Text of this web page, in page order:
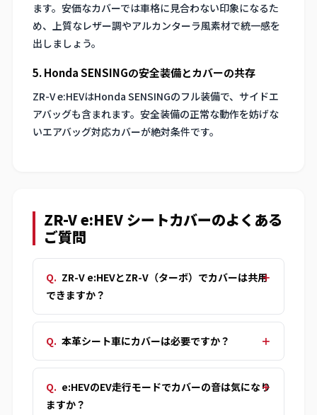
ます。安価なカバーでは車格に見合わない印象になるた
め、上質なレザー調やアルカンターラ風素材で統一感を
出しましょう。
5. Honda SENSINGの安全装備とカバーの共存
ZR-V e:HEVはHonda SENSINGのフル装備で、サイドエ
アバッグも含まれます。安全装備の正常な動作を妨げな
いエアバッグ対応カバーが絶対条件です。
ZR-V e:HEV シートカバーのよくある
ご質問
ZR-V e:HEVとZR-V（ターボ）でカバーは共用
できますか？
本革シート車にカバーは必要ですか？
e:HEVのEV走行モードでカバーの音は気になり
ますか？